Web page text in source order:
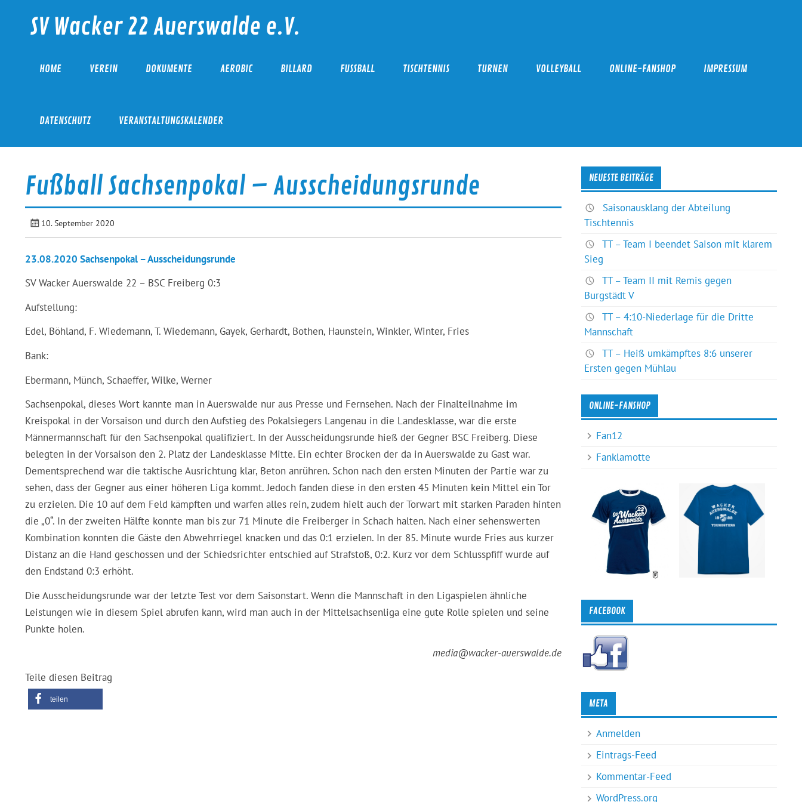
contentSV Wacker 22 Auerswalde e.V.
HOME VEREIN DOKUMENTE AEROBIC BILLARD FUSSBALL TISCHTENNIS TURNEN VOLLEYBALL ONLINE-FANSHOP IMPRESSUM
DATENSCHUTZ VERANSTALTUNGSKALENDER
Fußball Sachsenpokal – Ausscheidungsrunde
10. September 2020
23.08.2020 Sachsenpokal – Ausscheidungsrunde
SV Wacker Auerswalde 22 – BSC Freiberg 0:3
Aufstellung:
Edel, Böhland, F. Wiedemann, T. Wiedemann, Gayek, Gerhardt, Bothen, Haunstein, Winkler, Winter, Fries
Bank:
Ebermann, Münch, Schaeffer, Wilke, Werner
Sachsenpokal, dieses Wort kannte man in Auerswalde nur aus Presse und Fernsehen. Nach der Finalteilnahme im
Kreispokal in der Vorsaison und durch den Aufstieg des Pokalsiegers Langenau in die Landesklasse, war die erste
Männermannschaft für den Sachsenpokal qualifiziert. In der Ausscheidungsrunde hieß der Gegner BSC Freiberg. Diese
belegten in der Vorsaison den 2. Platz der Landesklasse Mitte. Ein echter Brocken der da in Auerswalde zu Gast war.
Dementsprechend war die taktische Ausrichtung klar, Beton anrühren. Schon nach den ersten Minuten der Partie war zu
sehen, dass der Gegner aus einer höheren Liga kommt. Jedoch fanden diese in den ersten 45 Minuten kein Mittel ein Tor
zu erzielen. Die 10 auf dem Feld kämpften und warfen alles rein, zudem hielt auch der Torwart mit starken Paraden hinten
die „0“. In der zweiten Hälfte konnte man bis zur 71 Minute die Freiberger in Schach halten. Nach einer sehenswerten
Kombination konnten die Gäste den Abwehrriegel knacken und das 0:1 erzielen. In der 85. Minute wurde Fries aus kurzer
Distanz an die Hand geschossen und der Schiedsrichter entschied auf Strafstoß, 0:2. Kurz vor dem Schlusspfiff wurde auf
den Endstand 0:3 erhöht.
Die Ausscheidungsrunde war der letzte Test vor dem Saisonstart. Wenn die Mannschaft in den Ligaspielen ähnliche
Leistungen wie in diesem Spiel abrufen kann, wird man auch in der Mittelsachsenliga eine gute Rolle spielen und seine
Punkte holen.
media@wacker-auerswalde.de
Teile diesen Beitrag
teilen
NEUESTE BEITRÄGE
Saisonausklang der Abteilung
Tischtennis
TT – Team I beendet Saison mit klarem
Sieg
TT – Team II mit Remis gegen
Burgstädt V
TT – 4:10-Niederlage für die Dritte
Mannschaft
TT – Heiß umkämpftes 8:6 unserer
Ersten gegen Mühlau
ONLINE-FANSHOP
Fan12
Fanklamotte
FACEBOOK
META
Anmelden
Eintrags-Feed
Kommentar-Feed
WordPress.org